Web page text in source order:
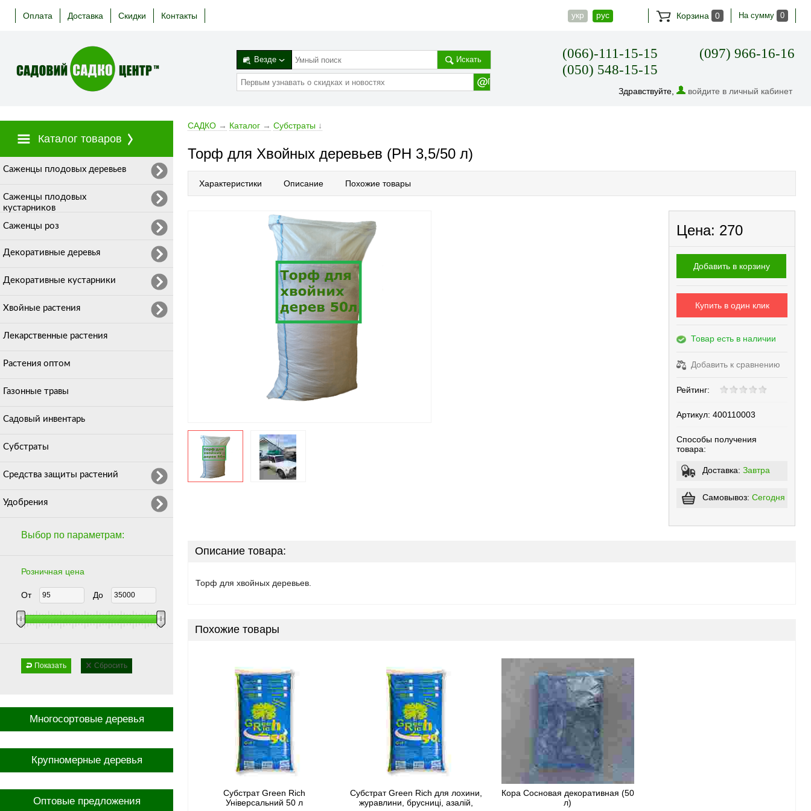
Оплата Доставка Скидки Контакты укр рус Корзина 0 На сумму 0
Везде Искать
(066)-111-15-15
(050) 548-15-15
(097) 966-16-16
Здравствуйте, войдите в личный кабинет
Каталог товаров
Cаженцы плодовых деревьев
Саженцы плодовых
кустарников
Саженцы роз
Декоративные деревья
Декоративные кустарники
Хвойные растения
Лекарственные растения
Растения оптом
Газонные травы
Садовый инвентарь
Субстраты
Средства защиты растений
Удобрения
Многосортовые деревья
Крупномерные деревья
Оптовые предложения
Выбор по параметрам:
Розничная цена
От До
Показать Сбросить
САДКО → Каталог → Субстраты ↓
Торф для Хвойных деревьев (РН 3,5/50 л)
Характеристики Описание Похожие товары
Цена: 270
Добавить в корзину
Купить в один клик
Товар есть в наличии
Добавить к сравнению
Рейтинг:
Артикул: 400110003
Способы получения
товара:
Доставка: Завтра
Самовывоз: Сегодня
Описание товара:
Торф для хвойных деревьев.
Похожие товары
Субстрат Green Rich
Універсальний 50 л
Субстрат Green Rich для лохини,
журавлини, брусниці, азалій,
Кора Сосновая декоративная (50
л)